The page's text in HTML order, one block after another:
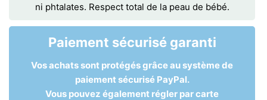
ni phtalates. Respect total de la peau de bébé.
Paiement sécurisé garanti
Vos achats sont protégés grâce au système de
paiement sécurisé PayPal.
Vous pouvez également régler par carte